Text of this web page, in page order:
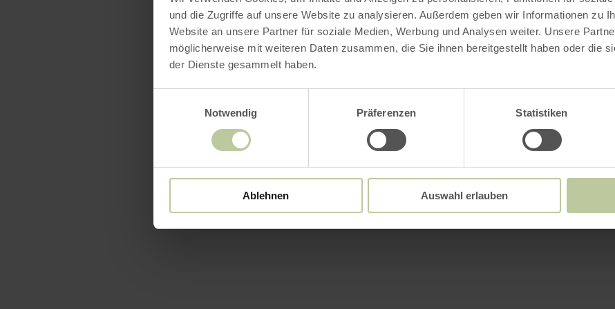
und die Zugriffe auf unsere Website zu analysieren. Außerdem geben wir Informationen zu
Website an unsere Partner für soziale Medien, Werbung und Analysen weiter. Unsere
möglicherweise mit weiteren Daten zusammen, die Sie ihnen bereitgestellt haben oder die
der Dienste gesammelt haben.
Notwendig
Präferenzen Statistiken
Ablehnen Auswahl erlauben